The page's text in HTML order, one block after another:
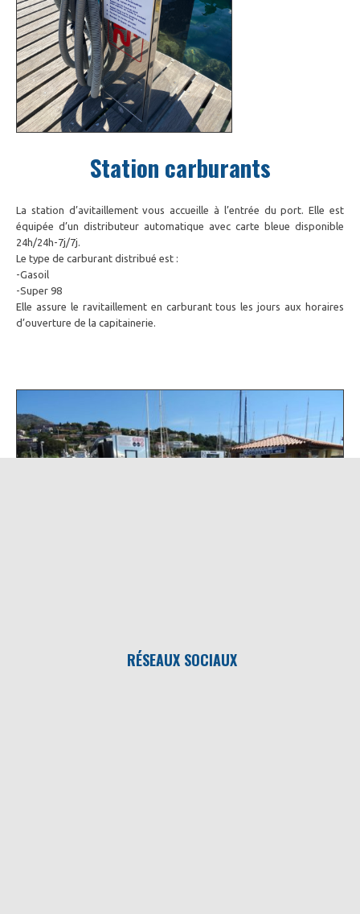
Station carburants
La station d’avitaillement vous accueille à l’entrée du port. Elle est
équipée d’un distributeur automatique avec carte bleue disponible
24h/24h-7j/7j.
Le type de carburant distribué est :
-Gasoil
-Super 98
Elle assure le ravitaillement en carburant tous les jours aux horaires
d’ouverture de la capitainerie.
RÉSEAUX SOCIAUX